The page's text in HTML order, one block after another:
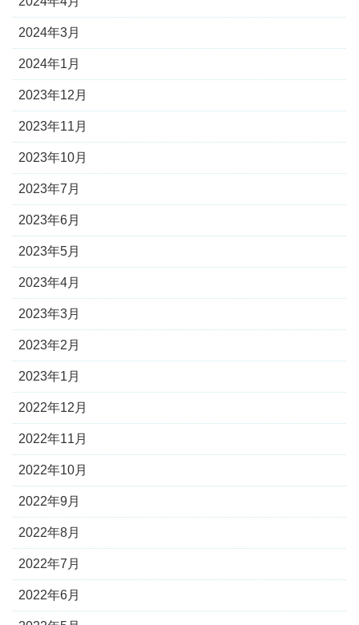
2024年3月
2024年1月
2023年12月
2023年11月
2023年10月
2023年7月
2023年6月
2023年5月
2023年4月
2023年3月
2023年2月
2023年1月
2022年12月
2022年11月
2022年10月
2022年9月
2022年8月
2022年7月
2022年6月